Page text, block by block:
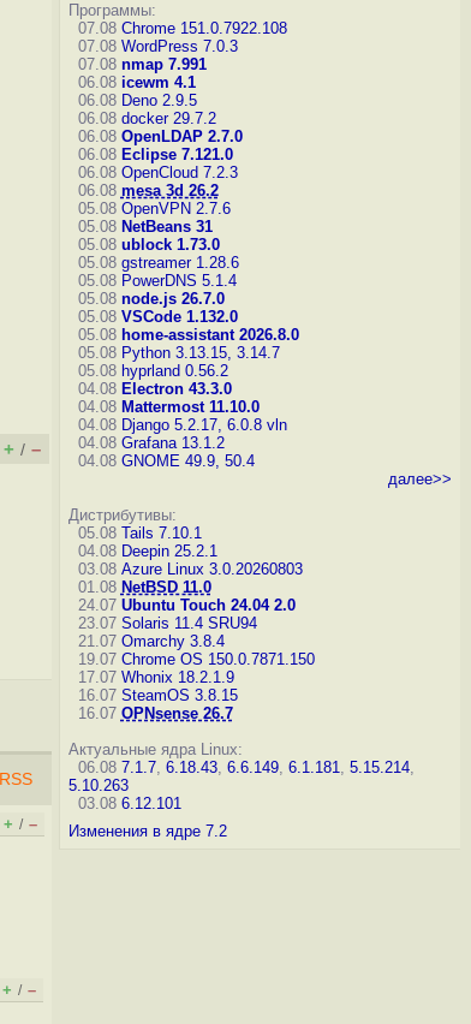
+ / –
RSS
+ / –
+ / –
Программы:
07.08 Chrome 151.0.7922.108
07.08 WordPress 7.0.3
07.08 nmap 7.991
06.08 icewm 4.1
06.08 Deno 2.9.5
06.08 docker 29.7.2
06.08 OpenLDAP 2.7.0
06.08 Eclipse 7.121.0
06.08 OpenCloud 7.2.3
06.08 mesa 3d 26.2
05.08 OpenVPN 2.7.6
05.08 NetBeans 31
05.08 ublock 1.73.0
05.08 gstreamer 1.28.6
05.08 PowerDNS 5.1.4
05.08 node.js 26.7.0
05.08 VSCode 1.132.0
05.08 home-assistant 2026.8.0
05.08 Python 3.13.15, 3.14.7
05.08 hyprland 0.56.2
04.08 Electron 43.3.0
04.08 Mattermost 11.10.0
04.08 Django 5.2.17, 6.0.8 vln
04.08 Grafana 13.1.2
04.08 GNOME 49.9, 50.4
далее>>
Дистрибутивы:
05.08 Tails 7.10.1
04.08 Deepin 25.2.1
03.08 Azure Linux 3.0.20260803
01.08 NetBSD 11.0
24.07 Ubuntu Touch 24.04 2.0
23.07 Solaris 11.4 SRU94
21.07 Omarchy 3.8.4
19.07 Chrome OS 150.0.7871.150
17.07 Whonix 18.2.1.9
16.07 SteamOS 3.8.15
16.07 OPNsense 26.7
Актуальные ядра Linux:
06.08 7.1.7, 6.18.43, 6.6.149, 6.1.181, 5.15.214,
5.10.263
03.08 6.12.101
Изменения в ядре 7.2